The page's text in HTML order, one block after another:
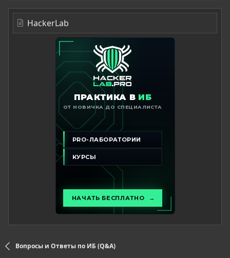
HackerLab
Вопросы и Ответы по ИБ (Q&A)